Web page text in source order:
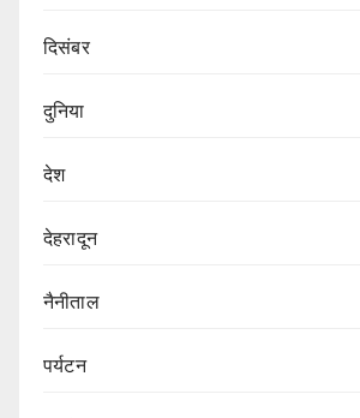
दिसंबर
दुनिया
देश
देहरादून
नैनीताल
पर्यटन